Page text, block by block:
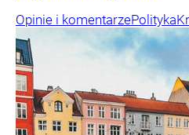
Opinie i komentarzePolityka